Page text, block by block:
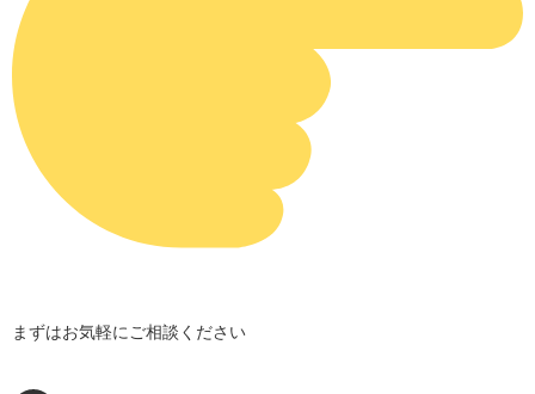
まずはお気軽にご相談ください